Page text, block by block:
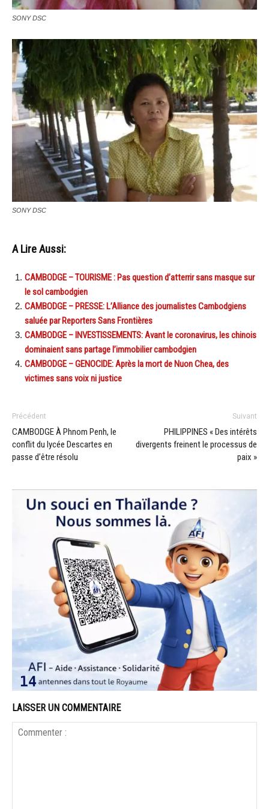
SONY DSC
SONY DSC
A Lire Aussi:
CAMBODGE – TOURISME : Pas question d’atterrir sans masque sur
le sol cambodgien
CAMBODGE – PRESSE: L’Alliance des journalistes Cambodgiens
saluée par Reporters Sans Frontières
CAMBODGE – INVESTISSEMENTS: Avant le coronavirus, les chinois
dominaient sans partage l’immobilier cambodgien
CAMBODGE – GENOCIDE: Après la mort de Nuon Chea, des
victimes sans voix ni justice
Précédent
CAMBODGE À Phnom Penh, le
conflit du lycée Descartes en
passe d’être résolu
Suivant
PHILIPPINES « Des intérêts
divergents freinent le processus de
paix »
LAISSER UN COMMENTAIRE